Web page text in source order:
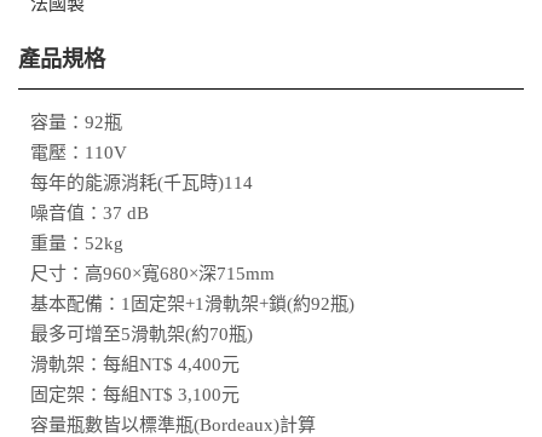
法國製
產品規格
容量：92瓶
電壓：110V
每年的能源消耗(千瓦時)114
噪音值：37 dB
重量：52kg
尺寸：高960×寬680×深715mm
基本配備：1固定架+1滑軌架+鎖(約92瓶)
最多可增至5滑軌架(約70瓶)
滑軌架：每組NT$ 4,400元
固定架：每組NT$ 3,100元
容量瓶數皆以標準瓶(Bordeaux)計算